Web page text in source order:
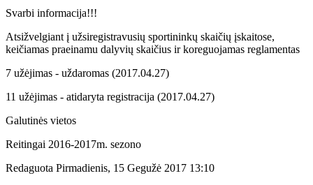
Svarbi informacija!!!
Atsižvelgiant į užsiregistravusių sportininkų skaičių įskaitose,
keičiamas praeinamu dalyvių skaičius ir koreguojamas reglamentas
7 užėjimas - uždaromas (2017.04.27)
11 užėjimas - atidaryta registracija (2017.04.27)
Galutinės vietos
Reitingai 2016-2017m. sezono
Redaguota Pirmadienis, 15 Gegužė 2017 13:10